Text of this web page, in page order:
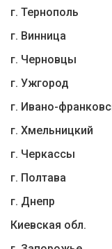
г. Тернополь
г. Винница
г. Чернoвцы
г. Ужгород
г. Ивано-
г. Хмельницкий
г. Черкассы
г. Полтава
г. Днепр
Киевская обл.